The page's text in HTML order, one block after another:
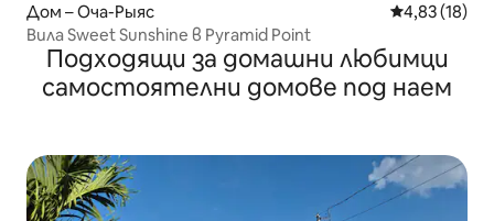
Дом – Оча-Рыяс Средна
4,83 (18)
Вила Sweet Sunshine в Pyramid Point
Подходящи за домашни любимци
самостоятелни домове под наем